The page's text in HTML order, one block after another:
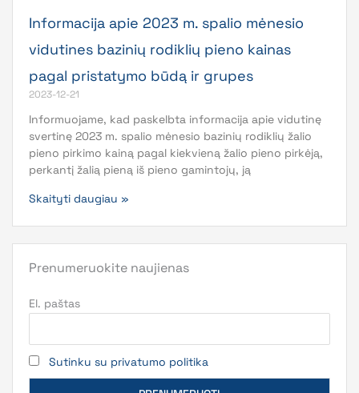
Informacija apie 2023 m. spalio mėnesio
vidutines bazinių rodiklių pieno kainas
pagal pristatymo būdą ir grupes
2023-12-21
Informuojame, kad paskelbta informacija apie vidutinę
svertinę 2023 m. spalio mėnesio bazinių rodiklių žalio
pieno pirkimo kainą pagal kiekvieną žalio pieno pirkėją,
perkantį žalią pieną iš pieno gamintojų, ją
Skaityti daugiau »
Prenumeruokite naujienas
El. paštas
Sutinku su privatumo politika